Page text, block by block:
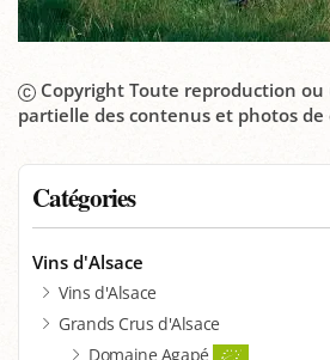
Catégories
Vins d'Alsace
Vins d'Alsace
Grands Crus d'Alsace
Domaine Agapé
Copyright Toute reproduction
partielle des contenus et photos